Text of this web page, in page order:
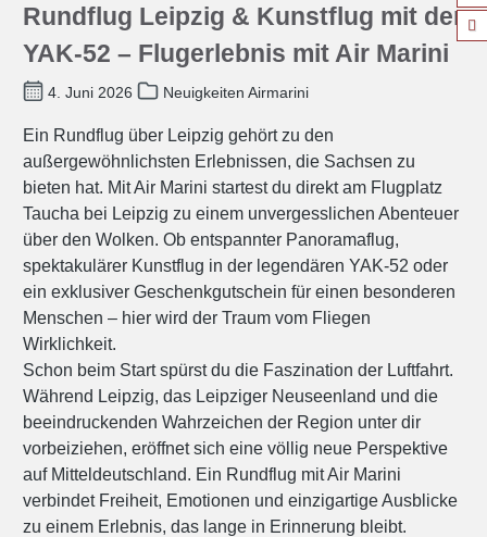
Rundflug Leipzig & Kunstflug mit der
YAK-52 – Flugerlebnis mit Air Marini
4. Juni 2026 Neuigkeiten Airmarini
Ein Rundflug über Leipzig gehört zu den
außergewöhnlichsten Erlebnissen, die Sachsen zu
bieten hat. Mit Air Marini startest du direkt am Flugplatz
Taucha bei Leipzig zu einem unvergesslichen Abenteuer
über den Wolken. Ob entspannter Panoramaflug,
spektakulärer Kunstflug in der legendären YAK-52 oder
ein exklusiver Geschenkgutschein für einen besonderen
Menschen – hier wird der Traum vom Fliegen
Wirklichkeit.
Schon beim Start spürst du die Faszination der Luftfahrt.
Während Leipzig, das Leipziger Neuseenland und die
beeindruckenden Wahrzeichen der Region unter dir
vorbeiziehen, eröffnet sich eine völlig neue Perspektive
auf Mitteldeutschland. Ein Rundflug mit Air Marini
verbindet Freiheit, Emotionen und einzigartige Ausblicke
zu einem Erlebnis, das lange in Erinnerung bleibt.